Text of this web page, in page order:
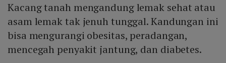
Kacang tanah mengandung lemak sehat atau
asam lemak tak jenuh tunggal. Kandungan ini
bisa mengurangi obesitas, peradangan,
mencegah penyakit jantung, dan diabetes.